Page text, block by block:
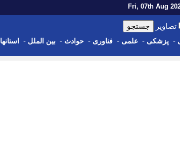
تصاویر
- پزشکی - علمی - فناوری - حوادث - بین الملل - استانها